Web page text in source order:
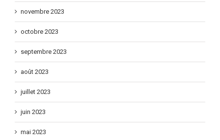
novembre 2023
octobre 2023
septembre 2023
août 2023
juillet 2023
juin 2023
mai 2023